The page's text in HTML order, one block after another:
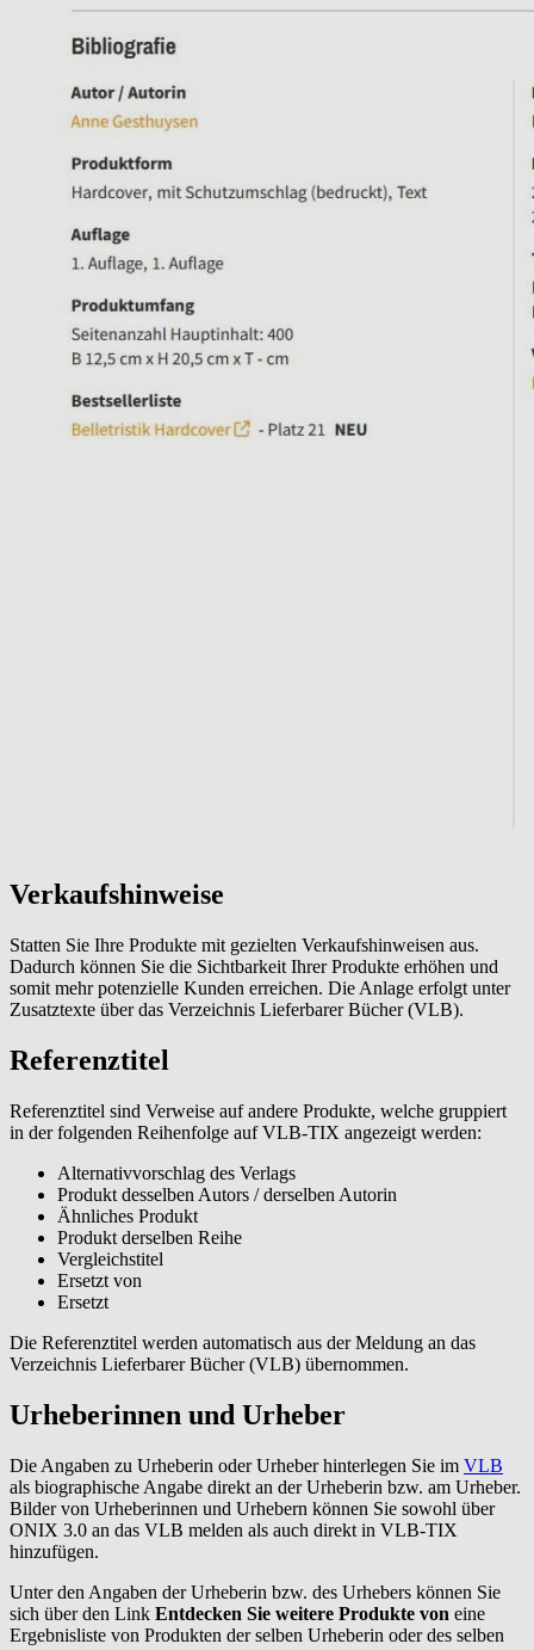
Verkaufshinweise
Statten Sie Ihre Produkte mit gezielten Verkaufshinweisen aus.
Dadurch können Sie die Sichtbarkeit Ihrer Produkte erhöhen und
somit mehr potenzielle Kunden erreichen. Die Anlage erfolgt unter
Zusatztexte über das Verzeichnis Lieferbarer Bücher (VLB).
Referenztitel
Referenztitel sind Verweise auf andere Produkte, welche gruppiert
in der folgenden Reihenfolge auf VLB-TIX angezeigt werden:
Alternativvorschlag des Verlags
Produkt desselben Autors / derselben Autorin
Ähnliches Produkt
Produkt derselben Reihe
Vergleichstitel
Ersetzt von
Ersetzt
Die Referenztitel werden automatisch aus der Meldung an das
Verzeichnis Lieferbarer Bücher (VLB) übernommen.
Urheberinnen und Urheber
Die Angaben zu Urheberin oder Urheber hinterlegen Sie im VLB
als biographische Angabe direkt an der Urheberin bzw. am Urheber.
Bilder von Urheberinnen und Urhebern können Sie sowohl über
ONIX 3.0 an das VLB melden als auch direkt in VLB-TIX
hinzufügen.
Unter den Angaben der Urheberin bzw. des Urhebers können Sie
sich über den Link Entdecken Sie weitere Produkte von eine
Ergebnisliste von Produkten der selben Urheberin oder des selben